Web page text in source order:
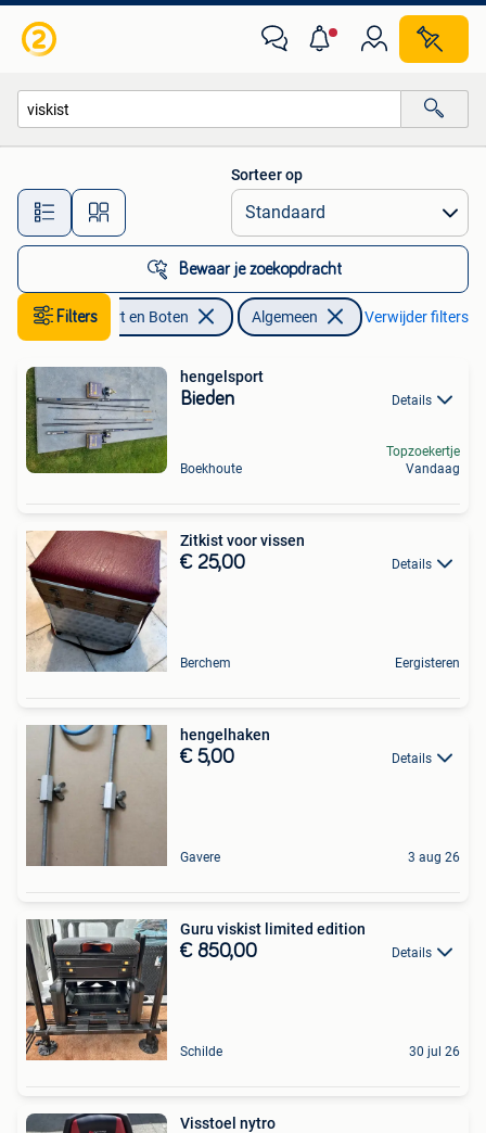
Alle afstanden…
Sorteer op
Bewaar je zoekopdracht
Filters
Watersport en Boten Algemeen Verwijder filters
hengelsport
Bieden Details
Boekhoute
Topzoekertje
Vandaag
Zitkist voor vissen
€ 25,00 Details
Berchem Eergisteren
hengelhaken
€ 5,00 Details
Gavere 3 aug 26
Guru viskist limited edition
€ 850,00 Details
Schilde 30 jul 26
Visstoel nytro